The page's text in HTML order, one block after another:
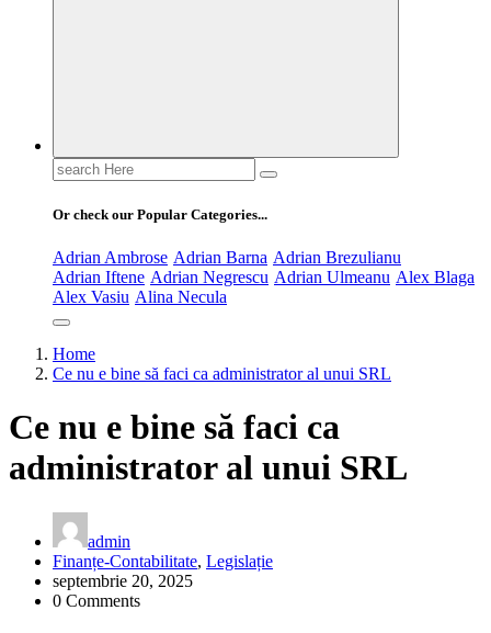
Search
for:
Or check our Popular Categories...
Adrian Ambrose Adrian Barna Adrian Brezulianu
Adrian Iftene Adrian Negrescu Adrian Ulmeanu Alex Blaga
Alex Vasiu Alina Necula
Home
Ce nu e bine să faci ca administrator al unui SRL
Ce nu e bine să faci ca
administrator al unui SRL
admin
Finanțe-Contabilitate, Legislație
septembrie 20, 2025
0 Comments